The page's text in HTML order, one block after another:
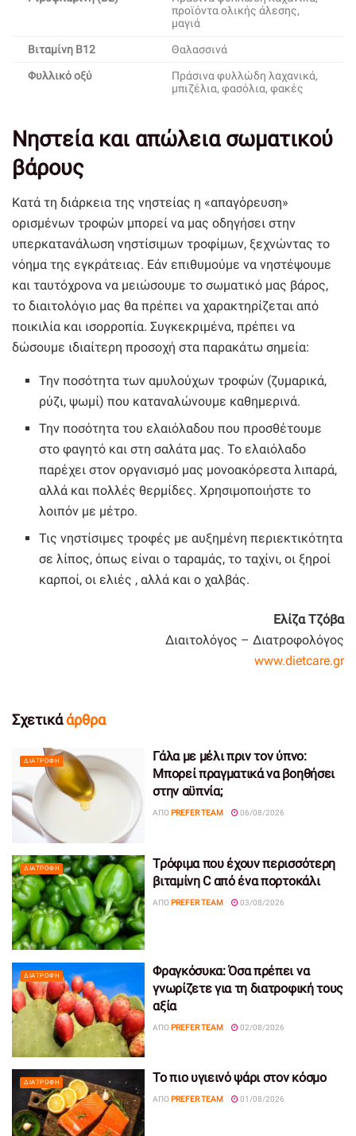
προϊόντα ολικής άλεσης,
μαγιά
Βιταμίνη Β12 Θαλασσινά
Φυλλικό οξύ
Πράσινα φυλλώδη λαχανικά,
μπιζέλια, φασόλια, φακές
Νηστεία και απώλεια σωματικού
βάρους
Κατά τη διάρκεια της νηστείας η «απαγόρευση»
ορισμένων τροφών μπορεί να μας οδηγήσει στην
υπερκατανάλωση νηστίσιμων τροφίμων, ξεχνώντας το
νόημα της εγκράτειας. Εάν επιθυμούμε να νηστέψουμε
και ταυτόχρονα να μειώσουμε το σωματικό μας βάρος,
το διαιτολόγιο μας θα πρέπει να χαρακτηρίζεται από
ποικιλία και ισορροπία. Συγκεκριμένα, πρέπει να
δώσουμε ιδιαίτερη προσοχή στα παρακάτω σημεία:
Την ποσότητα των αμυλούχων τροφών (ζυμαρικά,
ρύζι, ψωμί) που καταναλώνουμε καθημερινά.
Την ποσότητα του ελαιόλαδου που προσθέτουμε
στο φαγητό και στη σαλάτα μας. Το ελαιόλαδο
παρέχει στον οργανισμό μας μονοακόρεστα λιπαρά,
αλλά και πολλές θερμίδες. Χρησιμοποιήστε το
λοιπόν με μέτρο.
Τις νηστίσιμες τροφές με αυξημένη περιεκτικότητα
σε λίπος, όπως είναι ο ταραμάς, το ταχίνι, οι ξηροί
καρποί, οι ελιές , αλλά και ο χαλβάς.
Ελίζα Τζόβα
Διαιτολόγος – Διατροφολόγος
www.dietcare.gr
Σχετικάάρθρα
ΔΙΑΤΡΟΦΉ
Γάλα με μέλι πριν τον ύπνο:
Μπορεί πραγματικά να βοηθήσει
στην αϋπνία;
ΑΠΌ PREFER TEAM 06/08/2026
ΔΙΑΤΡΟΦΉ
Τρόφιμα που έχουν περισσότερη
βιταμίνη C από ένα πορτοκάλι
ΑΠΌ PREFER TEAM 03/08/2026
ΔΙΑΤΡΟΦΉ
Φραγκόσυκα: Όσα πρέπει να
γνωρίζετε για τη διατροφική τους
αξία
ΑΠΌ PREFER TEAM 02/08/2026
ΔΙΑΤΡΟΦΉ Το πιο υγιεινό ψάρι στον κόσμο
ΑΠΌ PREFER TEAM 01/08/2026